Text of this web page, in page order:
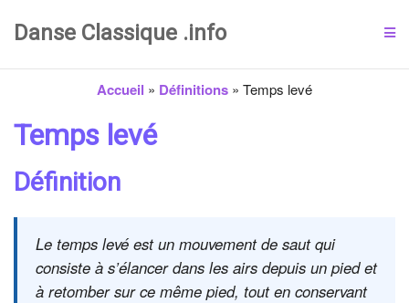
Danse Classique .info
Accueil » Définitions » Temps levé
Temps levé
Définition
Le temps levé est un mouvement de saut qui
consiste à s’élancer dans les airs depuis un pied et
à retomber sur ce même pied, tout en conservant